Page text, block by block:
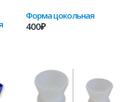
Форма цокольная
400₽